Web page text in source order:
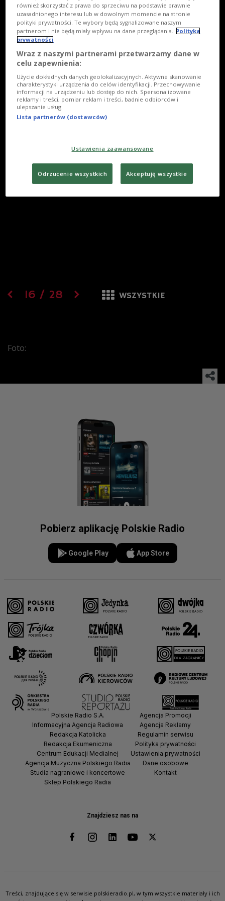
16 / 28 WSZYSTKIE
Foto:
Pobierz aplikację Polskie Radio
Google Play App Store
Znajdziesz nas na
Polskie Radio S.A.
Informacyjna Agencja Radiowa
Redakcja Katolicka
Redakcja Ekumeniczna
Centrum Edukacji Medialnej
Agencja Muzyczna Polskiego Radia
Studia nagraniowe i koncertowe
Sklep Polskiego Radia
Agencja Promocji
Agencja Reklamy
Regulamin serwisu
Polityka prywatności
Ustawienia prywatności
Dane osobowe
Kontakt
Treści, znajdujące się w serwisie polskieradio.pl, w tym wszystkie materiały i ich
również skorzystać z prawa do sprzeciwu na podstawie prawnie
uzasadnionego interesu lub w dowolnym momencie na stronie
polityki prywatności. Te wybory będą sygnalizowane naszym
partnerom i nie będą miały wpływu na dane przeglądania. Polityka
prywatności
Wraz z naszymi partnerami przetwarzamy dane w
celu zapewnienia:
Użycie dokładnych danych geolokalizacyjnych. Aktywne skanowanie
charakterystyki urządzenia do celów identyfikacji. Przechowywanie
informacji na urządzeniu lub dostęp do nich. Spersonalizowane
reklamy i treści, pomiar reklam i treści, badnie odbiorców i
ulepszanie usług.
Lista partnerów (dostawców)
Ustawienia zaawansowane
Odrzucenie wszystkich Akceptuję wszystkie